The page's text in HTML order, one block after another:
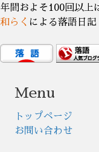
年間およそ100回以上
和らく による落語日記
Menu
トップページ
お問い合わせ